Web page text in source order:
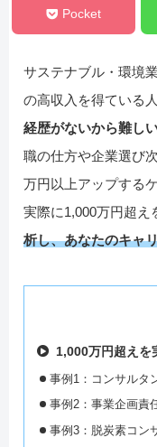
Pocket
サステナブル・環境
の高収入を得ている
経歴がないから難しい
職の仕方や企業選び
万円以上アップする
実際に1,000万円超え
析し、あなたのキャ
1,000万円超えを
事例1：コンサルタ
事例2：事業企画責
事例3：脱炭素コン